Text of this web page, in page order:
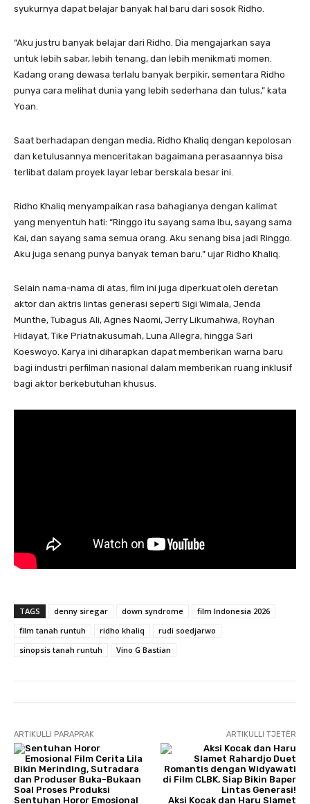
syukurnya dapat belajar banyak hal baru dari sosok Ridho.
​“Aku justru banyak belajar dari Ridho. Dia mengajarkan saya
untuk lebih sabar, lebih tenang, dan lebih menikmati momen.
Kadang orang dewasa terlalu banyak berpikir, sementara Ridho
punya cara melihat dunia yang lebih sederhana dan tulus,” kata
Yoan.
​Saat berhadapan dengan media, Ridho Khaliq dengan kepolosan
dan ketulusannya menceritakan bagaimana perasaannya bisa
terlibat dalam proyek layar lebar berskala besar ini.
​Ridho Khaliq menyampaikan rasa bahagianya dengan kalimat
yang menyentuh hati: ​“Ringgo itu sayang sama Ibu, sayang sama
Kai, dan sayang sama semua orang. Aku senang bisa jadi Ringgo.
Aku juga senang punya banyak teman baru.” ujar Ridho Khaliq.
​Selain nama-nama di atas, film ini juga diperkuat oleh deretan
aktor dan aktris lintas generasi seperti Sigi Wimala, Jenda
Munthe, Tubagus Ali, Agnes Naomi, Jerry Likumahwa, Royhan
Hidayat, Tike Priatnakusumah, Luna Allegra, hingga Sari
Koeswoyo. Karya ini diharapkan dapat memberikan warna baru
bagi industri perfilman nasional dalam memberikan ruang inklusif
bagi aktor berkebutuhan khusus.
TAGS denny siregar down syndrome
film Indonesia 2026
film tanah runtuh
ridho khaliq
rudi soedjarwo
sinopsis tanah runtuh
Vino G Bastian
ARTIKULLI PARAPRAK
Sentuhan Horor Emosional
ARTIKULLI TJETËR
Aksi Kocak dan Haru Slamet